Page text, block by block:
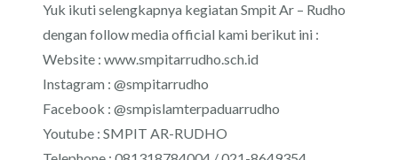
Yuk ikuti selengkapnya kegiatan Smpit Ar – Rudho
dengan follow media official kami berikut ini :
Website : www.smpitarrudho.sch.id
Instagram : @smpitarrudho
Facebook : @smpislamterpaduarrudho
Youtube : SMPIT AR-RUDHO